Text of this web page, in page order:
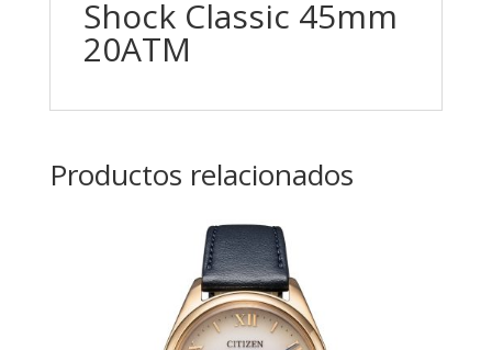
Shock Classic 45mm
20ATM
Productos relacionados